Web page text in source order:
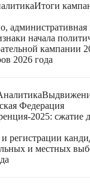
Итоги
начала
кампании
2026 года
Федерация
2025: сжатие
регистрации
и местных